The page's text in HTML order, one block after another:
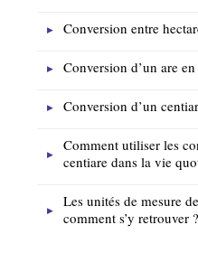
Conversion entre
Conversion d’un are
Conversion d’un
Comment utiliser les
centiare dans la vie
Les unités de mesure
comment s’y retrouver ?